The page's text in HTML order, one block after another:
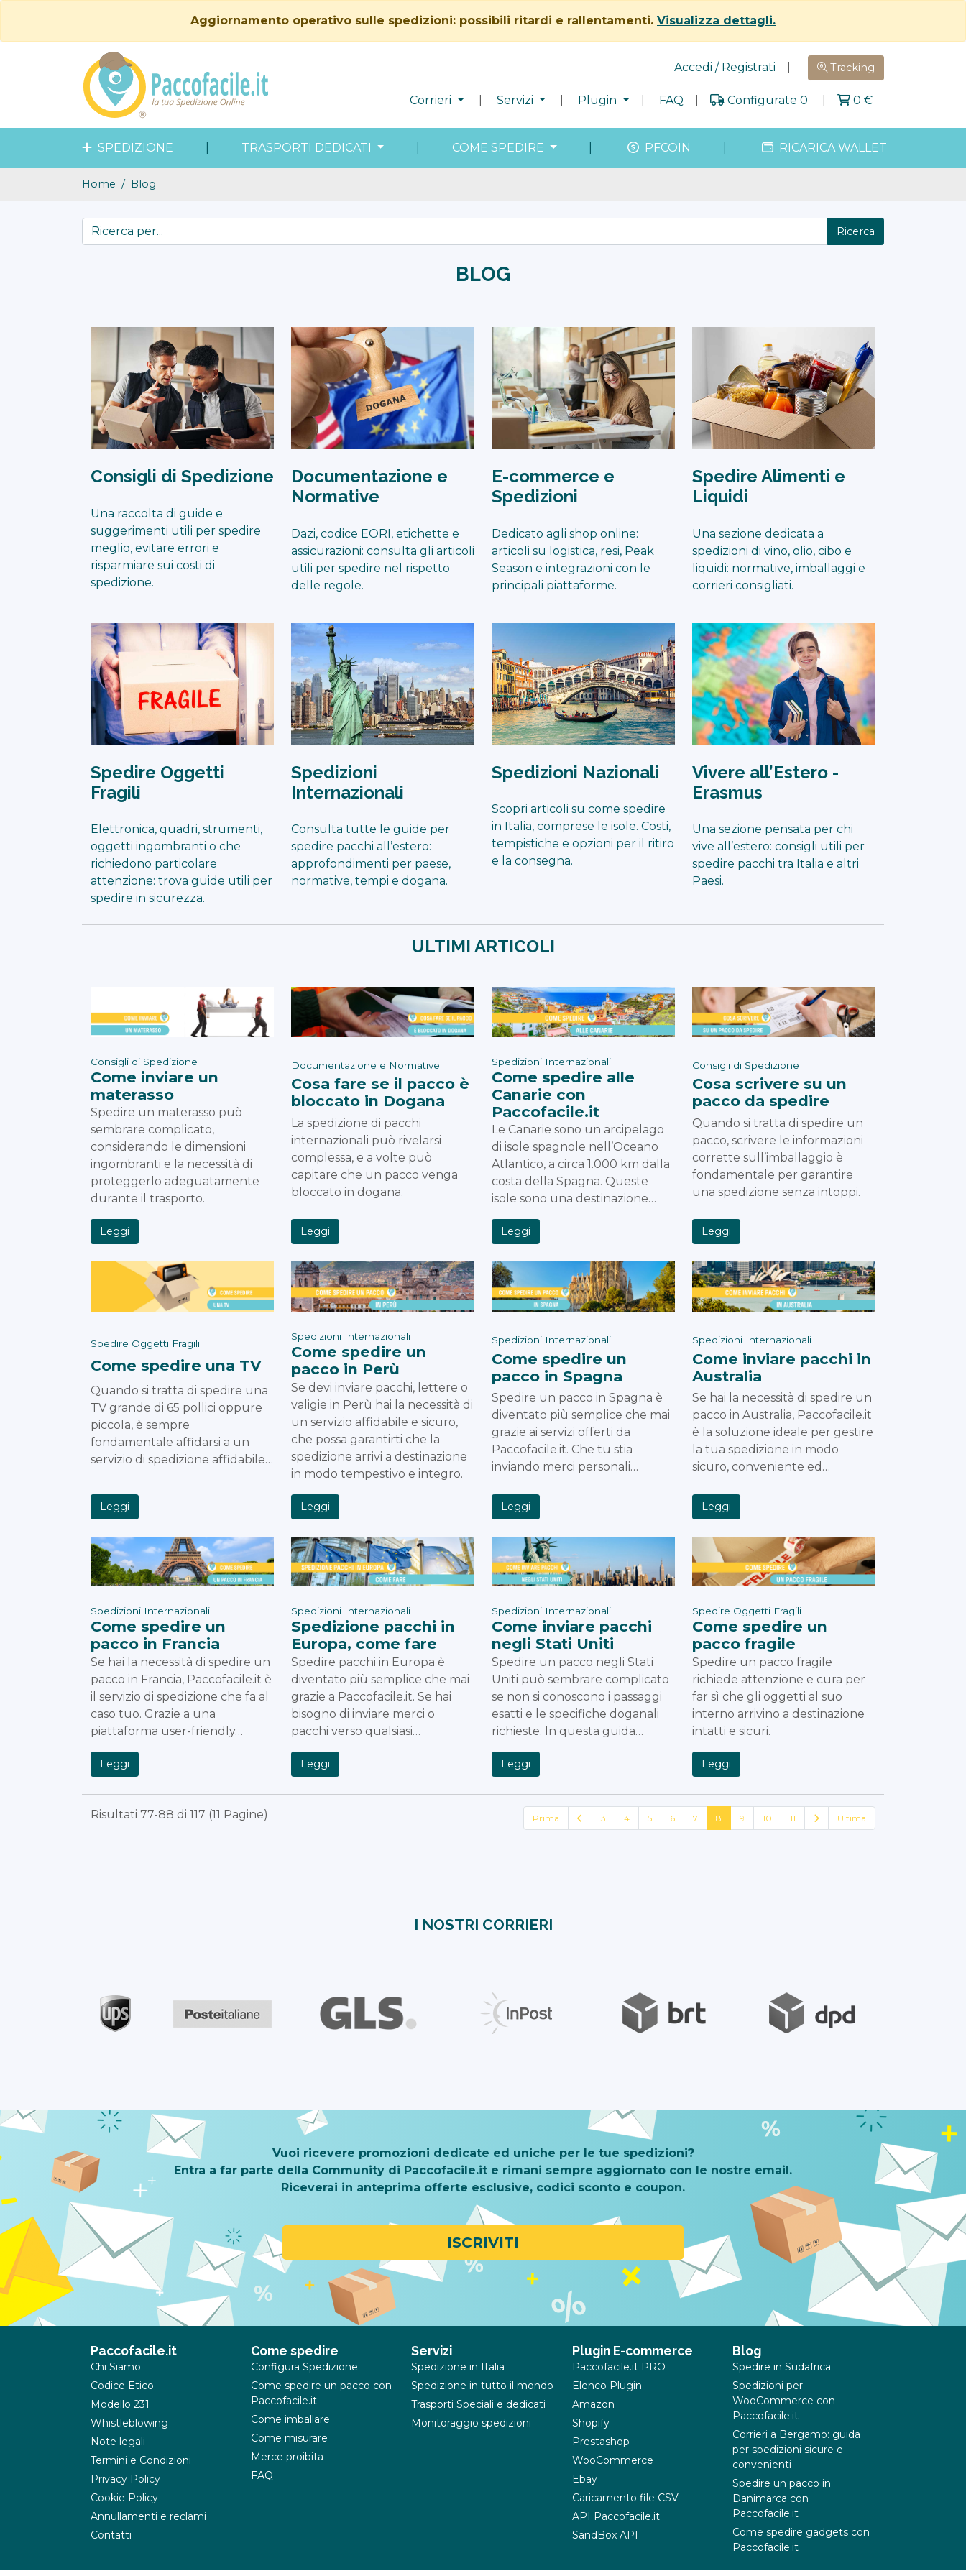
Aggiornamento operativo sulle spedizioni: possibili ritardi e rallentamenti. Visualizza dettagli.
Accedi / Registrati Tracking
Corrieri Servizi Plugin FAQ Configurate 0 0 €
SPEDIZIONE TRASPORTI DEDICATI COME SPEDIRE PFCOIN RICARICA WALLET
Home Blog
Ricerca
BLOG
Consigli di Spedizione
Una raccolta di guide e
suggerimenti utili per spedire
meglio, evitare errori e
risparmiare sui costi di
spedizione.
Documentazione e
Normative
Dazi, codice EORI, etichette e
assicurazioni: consulta gli articoli
utili per spedire nel rispetto
delle regole.
E-commerce e
Spedizioni
Dedicato agli shop online:
articoli su logistica, resi, Peak
Season e integrazioni con le
principali piattaforme.
Spedire Alimenti e
Liquidi
Una sezione dedicata a
spedizioni di vino, olio, cibo e
liquidi: normative, imballaggi e
corrieri consigliati.
Spedire Oggetti
Fragili
Elettronica, quadri, strumenti,
oggetti ingombranti o che
richiedono particolare
attenzione: trova guide utili per
spedire in sicurezza.
Spedizioni
Internazionali
Consulta tutte le guide per
spedire pacchi all’estero:
approfondimenti per paese,
normative, tempi e dogana.
Spedizioni Nazionali
Scopri articoli su come spedire
in Italia, comprese le isole. Costi,
tempistiche e opzioni per il ritiro
e la consegna.
Vivere all’Estero -
Erasmus
Una sezione pensata per chi
vive all’estero: consigli utili per
spedire pacchi tra Italia e altri
Paesi.
ULTIMI ARTICOLI
Consigli di Spedizione
Come inviare un
materasso
Spedire un materasso può
sembrare complicato,
considerando le dimensioni
ingombranti e la necessità di
proteggerlo adeguatamente
durante il trasporto.
Leggi
Documentazione e Normative
Cosa fare se il pacco è
bloccato in Dogana
La spedizione di pacchi
internazionali può rivelarsi
complessa, e a volte può
capitare che un pacco venga
bloccato in dogana.
Leggi
Spedizioni Internazionali
Come spedire alle
Canarie con
Paccofacile.it
Le Canarie sono un arcipelago
di isole spagnole nell’Oceano
Atlantico, a circa 1.000 km dalla
costa della Spagna. Queste
isole sono una destinazione…
Leggi
Consigli di Spedizione
Cosa scrivere su un
pacco da spedire
Quando si tratta di spedire un
pacco, scrivere le informazioni
corrette sull’imballaggio è
fondamentale per garantire
una spedizione senza intoppi.
Leggi
Spedire Oggetti Fragili
Come spedire una TV
Quando si tratta di spedire una
TV grande di 65 pollici oppure
piccola, è sempre
fondamentale affidarsi a un
servizio di spedizione affidabile…
Leggi
Spedizioni Internazionali
Come spedire un
pacco in Perù
Se devi inviare pacchi, lettere o
valigie in Perù hai la necessità di
un servizio affidabile e sicuro,
che possa garantirti che la
spedizione arrivi a destinazione
in modo tempestivo e integro.
Leggi
Spedizioni Internazionali
Come spedire un
pacco in Spagna
Spedire un pacco in Spagna è
diventato più semplice che mai
grazie ai servizi offerti da
Paccofacile.it. Che tu stia
inviando merci personali…
Leggi
Spedizioni Internazionali
Come inviare pacchi in
Australia
Se hai la necessità di spedire un
pacco in Australia, Paccofacile.it
è la soluzione ideale per gestire
la tua spedizione in modo
sicuro, conveniente ed…
Leggi
Spedizioni Internazionali
Come spedire un
pacco in Francia
Se hai la necessità di spedire un
pacco in Francia, Paccofacile.it è
il servizio di spedizione che fa al
caso tuo. Grazie a una
piattaforma user-friendly…
Leggi
Spedizioni Internazionali
Spedizione pacchi in
Europa, come fare
Spedire pacchi in Europa è
diventato più semplice che mai
grazie a Paccofacile.it. Se hai
bisogno di inviare merci o
pacchi verso qualsiasi…
Leggi
Spedizioni Internazionali
Come inviare pacchi
negli Stati Uniti
Spedire un pacco negli Stati
Uniti può sembrare complicato
se non si conoscono i passaggi
esatti e le specifiche doganali
richieste. In questa guida…
Leggi
Spedire Oggetti Fragili
Come spedire un
pacco fragile
Spedire un pacco fragile
richiede attenzione e cura per
far sì che gli oggetti al suo
interno arrivino a destinazione
intatti e sicuri.
Leggi
Risultati 77-88 di 117 (11 Pagine) Prima 3 4 5 6 7 8 9 10 11 Ultima
I NOSTRI CORRIERI
Vuoi ricevere promozioni dedicate ed uniche per le tue spedizioni?
Entra a far parte della Community di Paccofacile.it e rimani sempre aggiornato con le nostre email.
Riceverai in anteprima offerte esclusive, codici sconto e coupon.
ISCRIVITI
Paccofacile.it
Chi Siamo
Codice Etico
Modello 231
Whistleblowing
Note legali
Termini e Condizioni
Privacy Policy
Cookie Policy
Annullamenti e reclami
Contatti
Come spedire
Configura Spedizione
Come spedire un pacco con
Paccofacile.it
Come imballare
Come misurare
Merce proibita
FAQ
Servizi
Spedizione in Italia
Spedizione in tutto il mondo
Trasporti Speciali e dedicati
Monitoraggio spedizioni
Plugin E-commerce
Paccofacile.it PRO
Elenco Plugin
Amazon
Shopify
Prestashop
WooCommerce
Ebay
Caricamento file CSV
API Paccofacile.it
SandBox API
Blog
Spedire in Sudafrica
Spedizioni per
WooCommerce con
Paccofacile.it
Corrieri a Bergamo: guida
per spedizioni sicure e
convenienti
Spedire un pacco in
Danimarca con
Paccofacile.it
Come spedire gadgets con
Paccofacile.it